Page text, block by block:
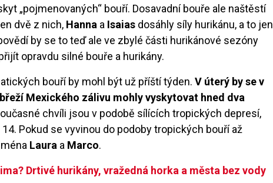
„pojmenovaných“ bouří. Dosavadní bouře ale naštěstí
dvě z nich, Hanna a Isaias dosáhly síly hurikánu, a to jen
by se to teď ale ve zbylé části hurikánové sezóny
opravdu silné bouře a hurikány.
bouří by mohl být už příští týden.V úterý by se v
Mexického zálivu mohly vyskytovat hned dva
chvíli jsou v podobě sílících tropických depresí,
14. Pokud se vyvinou do podoby tropických bouří až
Laura a Marco.
Drtivé hurikány, vražedná horka a města bez vody